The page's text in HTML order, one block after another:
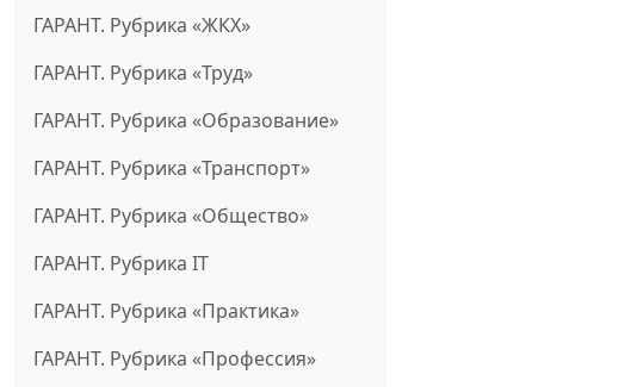
ГАРАНТ. Рубрика «ЖКХ»
ГАРАНТ. Рубрика «Труд»
ГАРАНТ. Рубрика «Образование»
ГАРАНТ. Рубрика «Транспорт»
ГАРАНТ. Рубрика «Общество»
ГАРАНТ. Рубрика IT
ГАРАНТ. Рубрика «Практика»
ГАРАНТ. Рубрика «Профессия»